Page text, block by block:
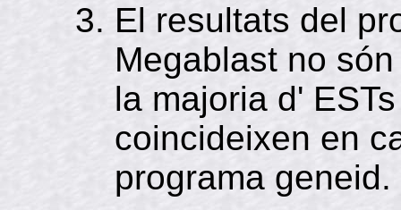
El resultats del
Megablast no
la majoria d'
coincideixen en
programa geneid.